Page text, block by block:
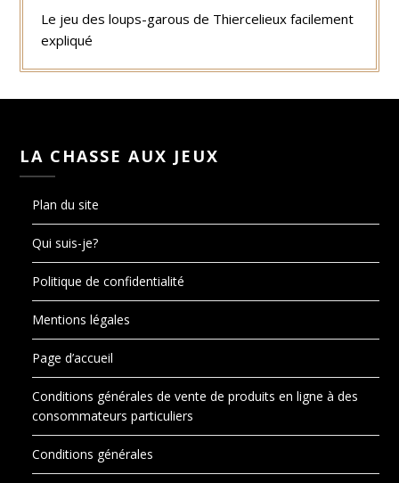
Le jeu des loups-garous de Thiercelieux facilement
expliqué
LA CHASSE AUX JEUX
Plan du site
Qui suis-je?
Politique de confidentialité
Mentions légales
Page d’accueil
Conditions générales de vente de produits en ligne à des
consommateurs particuliers
Conditions générales